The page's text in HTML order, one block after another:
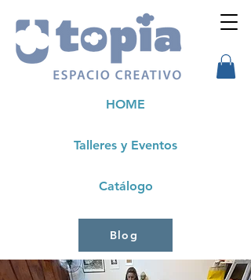
Talleres y Eventos
HOME
Catálogo
Blog